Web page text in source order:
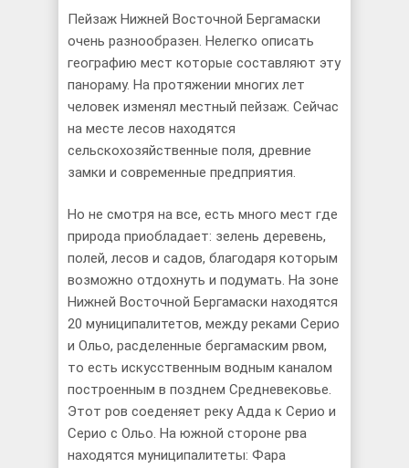
Пейзаж Нижней Восточной Бергамаски
очень разнообразен. Нелегко описать
географию мест которые составляют эту
панораму. На протяжении многих лет
человек изменял местный пейзаж. Сейчас
на месте лесов находятся
сельскохозяйственные поля, древние
замки и современные предприятия.
Но не смотря на все, есть много мест где
природа приобладает: зелень деревень,
полей, лесов и садов, благодаря которым
возможно отдохнуть и подумать. На зоне
Нижней Восточной Бергамаски находятся
20 муниципалитетов, между реками Серио
и Ольо, расделенные бергамаским рвом,
то есть искусственным водным каналoм
построенным в позднем Cредневековье.
Этот ров соеденяет реку Адда к Серио и
Серио с Ольо. На южной стороне рва
находятся муниципалитеты: Фара